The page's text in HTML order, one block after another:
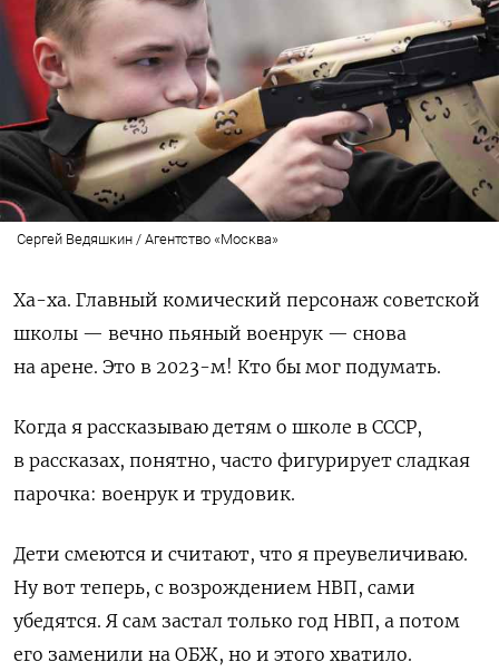
Сергей Ведяшкин / Агентство «Москва»
Ха-ха. Главный комический персонаж советской
школы — вечно пьяный военрук — снова
на арене. Это в 2023-м! Кто бы мог подумать.
Когда я рассказываю детям о школе в СССР,
в рассказах, понятно, часто фигурирует сладкая
парочка: военрук и трудовик.
Дети смеются и считают, что я преувеличиваю.
Ну вот теперь, с возрождением НВП, сами
убедятся. Я сам застал только год НВП, а потом
его заменили на ОБЖ, но и этого хватило.